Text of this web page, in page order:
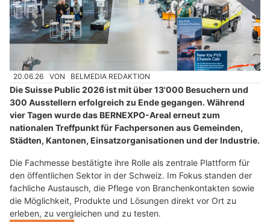
20.06.26 VON BELMEDIA REDAKTION
Die Suisse Public 2026 ist mit über 13'000 Besuchern und
300 Ausstellern erfolgreich zu Ende gegangen. Während
vier Tagen wurde das BERNEXPO-Areal erneut zum
nationalen Treffpunkt für Fachpersonen aus Gemeinden,
Städten, Kantonen, Einsatzorganisationen und der Industrie.
Die Fachmesse bestätigte ihre Rolle als zentrale Plattform für
den öffentlichen Sektor in der Schweiz. Im Fokus standen der
fachliche Austausch, die Pflege von Branchenkontakten sowie
die Möglichkeit, Produkte und Lösungen direkt vor Ort zu
erleben, zu vergleichen und zu testen.